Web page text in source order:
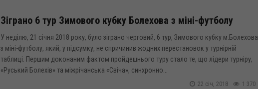
Зіграно 6 тур Зимового кубку Болехова з міні-футболу
У неділю, 21 січня 2018 року, було зіграно черговий, 6 тур, Зимового кубку м.Болехова
з міні-футболу, який, у підсумку, не спричинив жодних перестановок у турнірній
таблиці. Першим доконаним фактом пройдешнього туру стало те, що лідери турніру,
«Руський Болехів» та міжрічанська «Свіча», синхронно...
1 370
22 січ, 2018